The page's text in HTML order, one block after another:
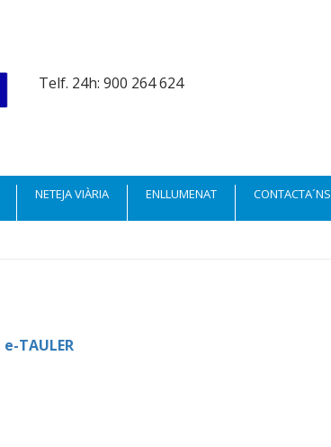
Telf. 24h: 900 264 624
NETEJA VIÀRIA ENLLUMENAT CONTACTA´NS
e-TAULER